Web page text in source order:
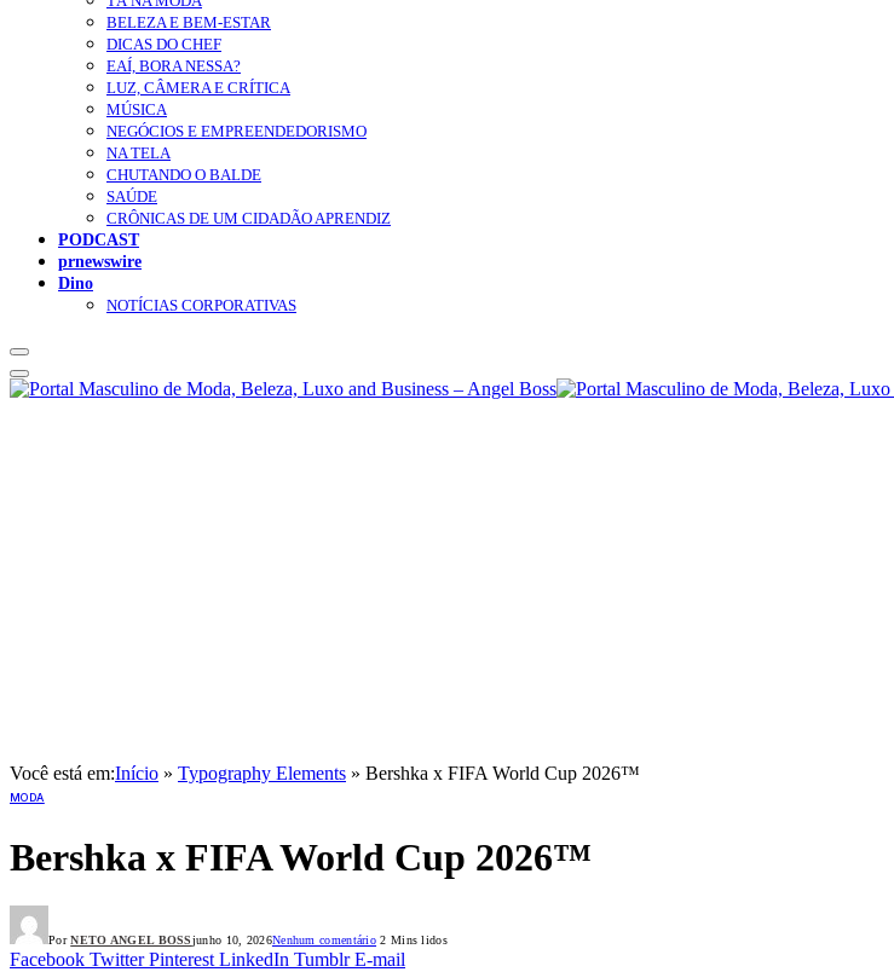
BELEZA E BEM-ESTAR
DICAS DO CHEF
EAÍ, BORA NESSA?
LUZ, CÂMERA E CRÍTICA
MÚSICA
NEGÓCIOS E EMPREENDEDORISMO
NA TELA
CHUTANDO O BALDE
SAÚDE
CRÔNICAS DE UM CIDADÃO APRENDIZ
PODCAST
prnewswire
Dino
NOTÍCIAS CORPORATIVAS
Você está em:Início » Typography Elements » Bershka x FIFA World Cup 2026™
MODA
Bershka x FIFA World Cup 2026™
Por NETO ANGEL BOSSjunho 10, 2026Nenhum comentário 2 Mins lidos
Facebook Twitter Pinterest LinkedIn Tumblr E-mail